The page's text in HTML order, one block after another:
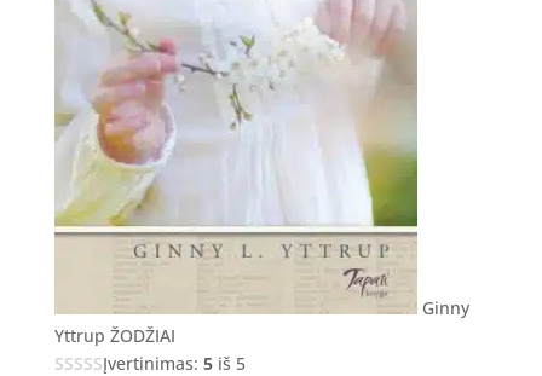
Ginny
Yttrup ŽODŽIAI
Įvertinimas: 5iš 5